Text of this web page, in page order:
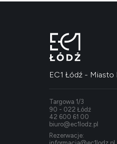
EC1 Łódź - Miasto
Targowa 1/3
90 - 022 Łódź
42 600 61 00
biuro@ec1lodz.pl
Rezerwacje: